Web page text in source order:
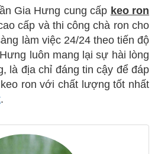
Gia Hưng cung cấp keo ron
cấp và thi công chà ron cho
làm việc 24/24 theo tiến độ
luôn mang lại sự hài lòng
là địa chỉ đáng tin cậy để đáp
ron với chất lượng tốt nhất
.